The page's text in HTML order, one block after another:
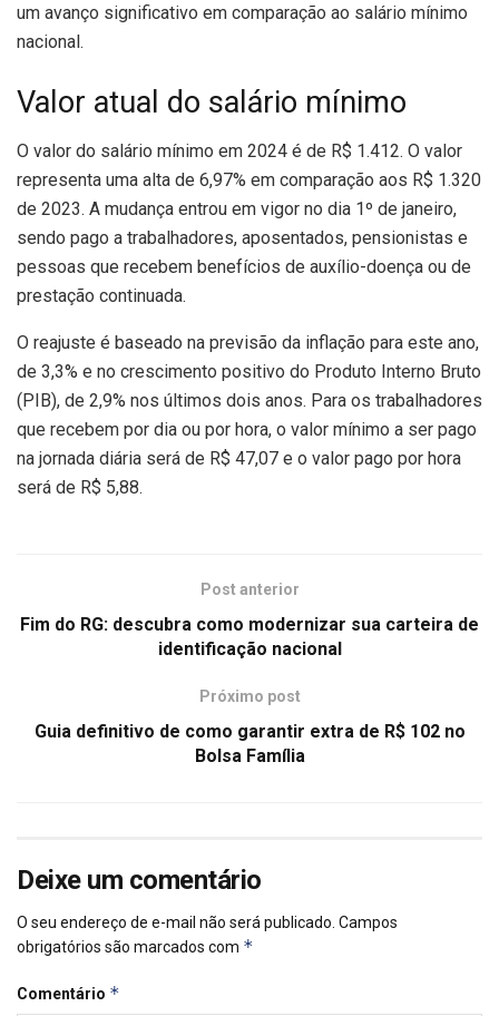
um avanço significativo em comparação ao salário mínimo
nacional.
Valor atual do salário mínimo
O valor do salário mínimo em 2024 é de R$ 1.412. O valor
representa uma alta de 6,97% em comparação aos R$ 1.320
de 2023. A mudança entrou em vigor no dia 1º de janeiro,
sendo pago a trabalhadores, aposentados, pensionistas e
pessoas que recebem benefícios de auxílio-doença ou de
prestação continuada.
O reajuste é baseado na previsão da inflação para este ano,
de 3,3% e no crescimento positivo do Produto Interno Bruto
(PIB), de 2,9% nos últimos dois anos. Para os trabalhadores
que recebem por dia ou por hora, o valor mínimo a ser pago
na jornada diária será de R$ 47,07 e o valor pago por hora
será de R$ 5,88.
Post anterior
Fim do RG: descubra como modernizar sua carteira de
identificação nacional
Próximo post
Guia definitivo de como garantir extra de R$ 102 no
Bolsa Família
Deixe um comentário
O seu endereço de e-mail não será publicado. Campos
obrigatórios são marcados com *
Comentário *